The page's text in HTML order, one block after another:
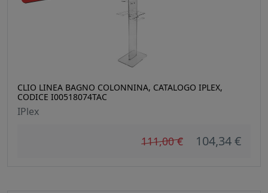
CLIO LINEA BAGNO COLONNINA, CATALOGO IPLEX,
CODICE I00518074TAC
IPlex
111,00 € 104,34 €